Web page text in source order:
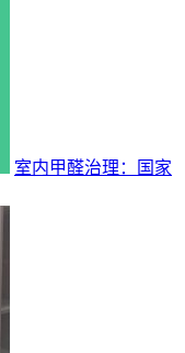
室内甲醛治理：国家